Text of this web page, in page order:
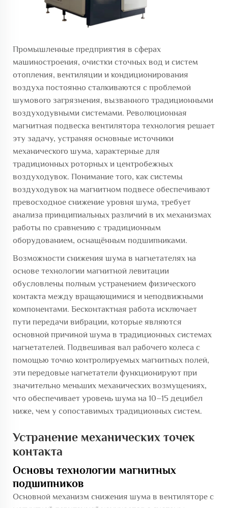
Промышленные предприятия в сферах
машиностроения, очистки сточных вод и систем
отопления, вентиляции и кондиционирования
воздуха постоянно сталкиваются с проблемой
шумового загрязнения, вызванного традиционными
воздуходувными системами. Революционная
магнитная подвеска вентилятора технология решает
эту задачу, устраняя основные источники
механического шума, характерные для
традиционных роторных и центробежных
воздуходувок. Понимание того, как системы
воздуходувок на магнитном подвесе обеспечивают
превосходное снижение уровня шума, требует
анализа принципиальных различий в их механизмах
работы по сравнению с традиционным
оборудованием, оснащённым подшипниками.
Возможности снижения шума в нагнетателях на
основе технологии магнитной левитации
обусловлены полным устранением физического
контакта между вращающимися и неподвижными
компонентами. Бесконтактная работа исключает
пути передачи вибрации, которые являются
основной причиной шума в традиционных системах
нагнетателей. Подвешивая вал рабочего колеса с
помощью точно контролируемых магнитных полей,
эти передовые нагнетатели функционируют при
значительно меньших механических возмущениях,
что обеспечивает уровень шума на 10–15 децибел
ниже, чем у сопоставимых традиционных систем.
Устранение механических точек
контакта
Основы технологии магнитных
подшипников
Основной механизм снижения шума в вентиляторе с